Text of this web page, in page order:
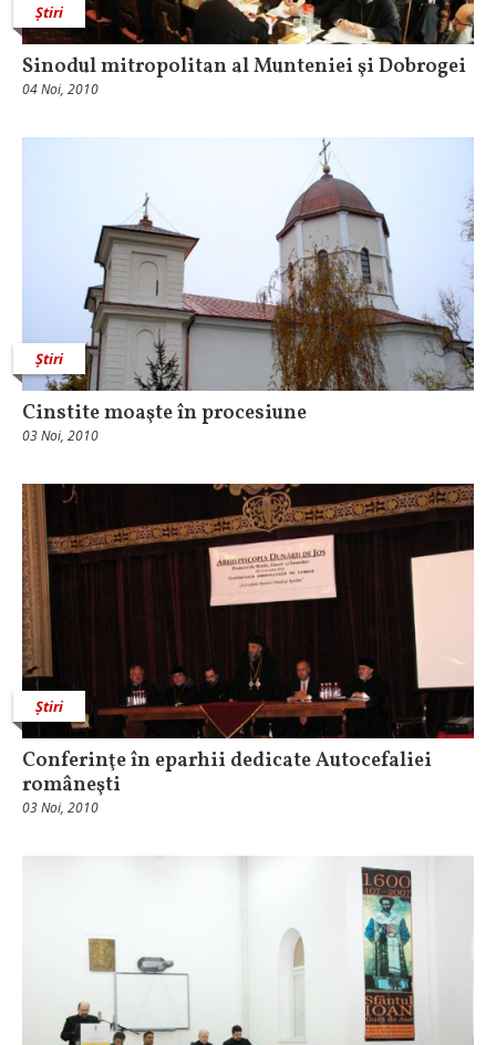
Știri
Sinodul mitropolitan al Munteniei şi Dobrogei
04 Noi, 2010
Știri
Cinstite moaşte în procesiune
03 Noi, 2010
Știri
Conferinţe în eparhii dedicate Autocefaliei
româneşti
03 Noi, 2010